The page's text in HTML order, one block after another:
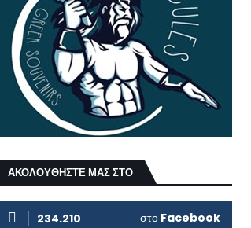
ΑΚΟΛΟΥΘΗΣΤΕ ΜΑΣ ΣΤΟ
234.210 στο Facebook